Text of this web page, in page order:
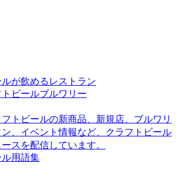
が飲めるレストラン
ビールブルワリー
フトビールの新商品、新規店、ブルワリ
、イベント情報など、クラフトビール
スを配信しています。
用語集